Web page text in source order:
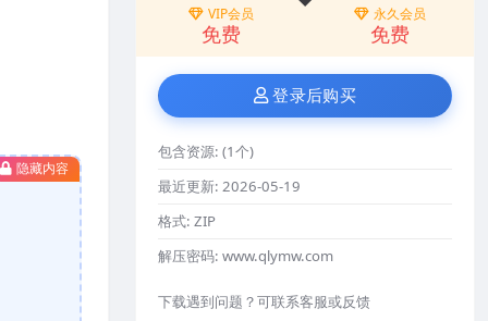
隐藏内容
VIP会员
免费
永久会员
免费
登录后购买
包含资源: (1个)
最近更新: 2026-05-19
格式: ZIP
解压密码: www.qlymw.com
下载遇到问题？可联系客服或反馈